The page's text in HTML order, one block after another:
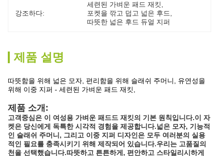
강조하다:
세련된 가벼운 패드 재킷
포켓을 깎고 덥고 넓은 후드
따뜻한 넓은 후드 듀얼 지퍼
제품 설명
따뜻함을 위해 넓은 모자, 편리함을 위해 슬래쉬 주머니, 유연성을
위해 이중 지퍼 - 세련된 가벼운 패드 재킷,
제품 소개:
고객중심은 이 여성용 가벼운 패드드 재킷의 기본 원칙입니다.이 자
켓은 당신에게 독특한 시각적 경험을 제공합니다.넓은 모자, 기능적
인 슬래쉬 주머니, 그리고 이중 지퍼 디자인은 모두 여러분의 실용
적인 필요를 충족시키기 위해 제작되어 있습니다.우리는 고품질의
천을 선택했습니다.따뜻하고 튼튼하게, 편안하고 스타일리시하게